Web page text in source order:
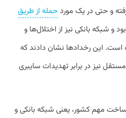
و حتی در یک مورد حمله از طریق
و شبکه بانکی نیز از اختلال‌ها و
است. این رخدادها نشان دادند که
نیز در برابر تهدیدات سایبری
مهم کشور، یعنی شبکه بانکی و